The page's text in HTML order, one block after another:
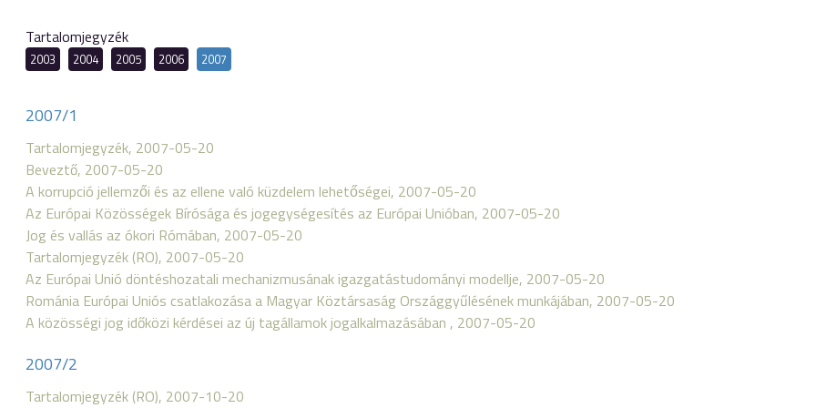
Tartalomjegyzék
2003 2004 2005 2006 2007
2007/1
Tartalomjegyzék, 2007-05-20
Beveztő, 2007-05-20
A korrupció jellemzői és az ellene való küzdelem lehetőségei, 2007-05-20
Az Európai Közösségek Bírósága és jogegységesítés az Európai Unióban, 2007-05-20
Jog és vallás az ókori Rómában, 2007-05-20
Tartalomjegyzék (RO), 2007-05-20
Az Európai Unió döntéshozatali mechanizmusának igazgatástudományi modellje, 2007-05-20
Románia Európai Uniós csatlakozása a Magyar Köztársaság Országgyűlésének munkájában, 2007-05-20
A közösségi jog időközi kérdései az új tagállamok jogalkalmazásában , 2007-05-20
2007/2
Tartalomjegyzék (RO), 2007-10-20